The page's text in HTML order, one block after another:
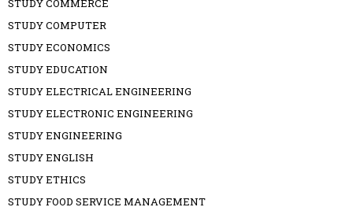
STUDY COMMERCE
STUDY COMPUTER
STUDY ECONOMICS
STUDY EDUCATION
STUDY ELECTRICAL ENGINEERING
STUDY ELECTRONIC ENGINEERING
STUDY ENGINEERING
STUDY ENGLISH
STUDY ETHICS
STUDY FOOD SERVICE MANAGEMENT